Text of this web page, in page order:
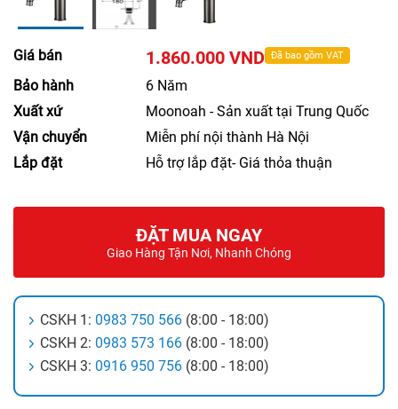
Giá bán 1.860.000 VND Đã bao gồm VAT
Bảo hành
6 Năm
Xuất xứ
Moonoah - Sản xuất tại Trung Quốc
Vận chuyển
Miễn phí nội thành Hà Nội
Lắp đặt
Hỗ trợ lắp đặt- Giá thỏa thuận
ĐẶT MUA NGAY
Giao Hàng Tận Nơi, Nhanh Chóng
CSKH 1: 0983 750 566 (8:00 - 18:00)
CSKH 2: 0983 573 166 (8:00 - 18:00)
CSKH 3: 0916 950 756 (8:00 - 18:00)